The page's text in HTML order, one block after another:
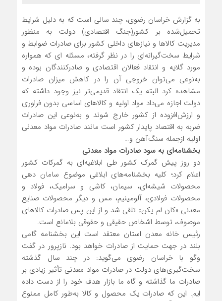
به گزارش خراسان رضوی، چند سالی است که به دلیل شرایط
تحمیل‌شده بر کشور(جنگ اقتصادی) دولت به منظور
مدیریت کالاها و نیازهای داخلی کشور برای صادرات ضوابط و
شرایط سخت‌گیرانه‌ای را در نظر گرفته، مسئله ای که همواره
مورد گلایه و انتقاد فعالان اقتصادی و صادرکنندگان بوده و
به‌نوعی می‌توان خروجی آن را در کاهش میزان صادرات
مشاهده کرد البته یک انتقاد قدیمی‌تر نیز وجود داشته که
دولت اجازه می‌داد مواد اولیه و کالاهای اساسی بدون فراوری
و ارزش‌افزوده از کشور خارج شوند و به‌نوعی این صادرات
ضربه به اقتصاد پایدار کشور است مانند صادرات مواد معدنی
اولیه ازجمله سنگ‌آهن و…
بخشنامه‌ای به سود صادرات مواد معدنی
دو روز پیش گمرک کشور طی ابلاغیه‌ای به گمرکات کشور
اعلام کرد؛ کلیه بخشنامه‌های ابلاغی موضوع سامان دهی
محصولات شیشه‌ای، سیمان، کاشی و سرامیک، فولاد و
محصولات فولادی، آلومینیم، مس و دیگر محصولات صنایع
معدنی «کان لم یکن» تلقی شد و از این‌ پس صادرات کالاهای
موصوف، توسط اشخاص حقیقی و حقوقی بلامانع است.
رئیس خانه معدن استان معتقد است این بخشنامه گامی
بلند در جهت حمایت از صادرات خواهد بود. نازپرور در گفت
وگو با خراسان رضوی می‌گوید: در چند سال گذشته
سخت‌گیری‌های دولت در صادرات مواد معدنی تأثیر زیادی بر
صادرات ما گذاشته و گاه ما بازار هدف خود را از دست داده
ایم. این که صادرات یک محصول و کالا به‌طور کامل ممنوع